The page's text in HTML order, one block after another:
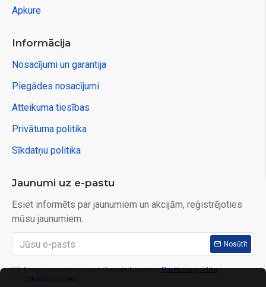
Apkure
Informācija
Nosacījumi un garantija
Piegādes nosacījumi
Atteikuma tiesības
Privātuma politika
Sīkdatņu politika
Jaunumi uz e-pastu
Esiet informēts par jaunumiem un akcijām, reģistrējoties
mūsu jaunumiem.
Nosūtīt
Esmu iepazinies un piekrītu noteikumiem: Privātuma politika ,
Sīkdatņu politika